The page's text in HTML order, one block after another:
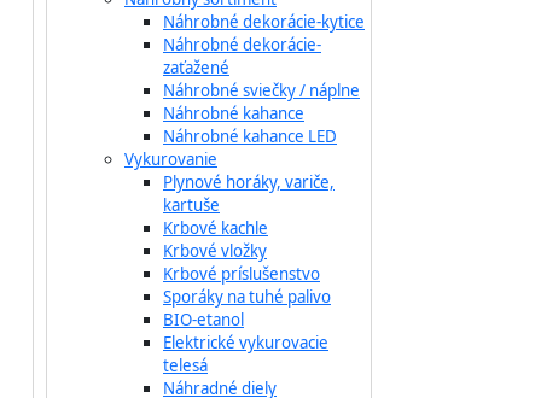
Náhrobné dekorácie-kytice
Náhrobné dekorácie-
zaťažené
Náhrobné sviečky / náplne
Náhrobné kahance
Náhrobné kahance LED
Vykurovanie
Plynové horáky, variče,
kartuše
Krbové kachle
Krbové vložky
Krbové príslušenstvo
Sporáky na tuhé palivo
BIO-etanol
Elektrické vykurovacie
telesá
Náhradné diely